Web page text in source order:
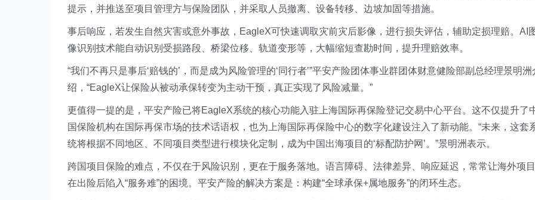
提示，并推送至项目管理方与保险团队，并采取人员撤离、设备转移、边坡加固等措施。
事后响应，若发生自然灾害或意外事故，EagleX可快速调取灾前灾后影像，进行损失评估，辅助定损理赔。AI
像识别技术能自动识别受损路段、桥梁位移、轨道变形等，大幅缩短查勘时间，提升理赔效率。
“我们不再只是事后‘赔钱的’，而是成为风险管理的‘同行者’”平安产险团体事业群团体财意健险部副总经理景明洲
绍，“EagleX让保险从被动承保转变为主动干预，真正实现了风险减量。”
更值得一提的是，平安产险已将EagleX系统的核心功能入驻上海国际再保险登记交易中心平台。这不仅提升了
国保险机构在国际再保市场的技术话语权，也为上海国际再保险中心的数字化建设注入了新动能。“未来，这套
统将根据不同地区、不同项目类型进行模块化定制，成为中国出海项目的‘标配防护网’。”景明洲表示。
跨国项目保险的难点，不仅在于风险识别，更在于服务落地。语言障碍、法律差异、响应延迟，常常让海外项目
在出险后陷入“服务难”的困境。平安产险的解决方案是：构建“全球承保+属地服务”的闭环生态。